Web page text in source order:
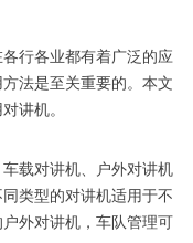
行各业都有着广泛的应
法是至关重要的。本文
讲机。
载对讲机、户外对讲机
类型的对讲机适用于不
外对讲机，车队管理可